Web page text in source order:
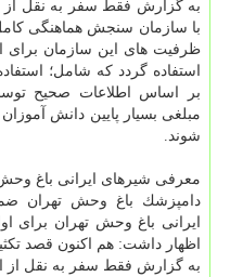
به گزارش فقط سفر به نقل از
با سازمان سنجش هماهنگی
ظرفیت های این سازمان برای
استفاده گردد كه شامل؛
بر اساس اطلاعات صحیح
مبلغی بسیار پایین دانش
شوند.
معرفی شیرهای ایرانی باغ وحش
دامپزشك باغ وحش تهران
ایرانی باغ وحش تهران برای
اظهار داشت: هم اكنون قصد
به گزارش فقط سفر به نقل از